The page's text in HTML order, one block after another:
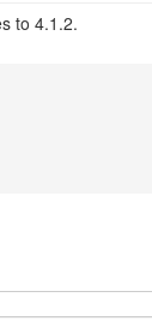
to 4.1.2.